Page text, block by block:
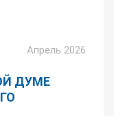
Апрель 2026
ДУМЕ